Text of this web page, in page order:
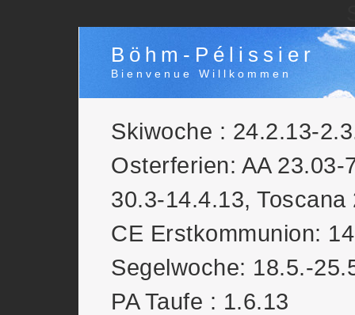
Böhm-Pélissier
Bienvenue Willkommen
Skiwoche : 24.2.13-
Osterferien: AA 23.03-
30.3-14.4.13, Toscana
CE Erstkommunion:
Segelwoche: 18.5.-
PA Taufe : 1.6.13